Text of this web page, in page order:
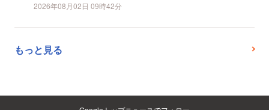
2026年08月02日 09時42分
もっと見る